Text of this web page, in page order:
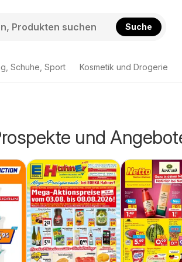
Suche
Schuhe, Sport Kosmetik und Drogerie
und